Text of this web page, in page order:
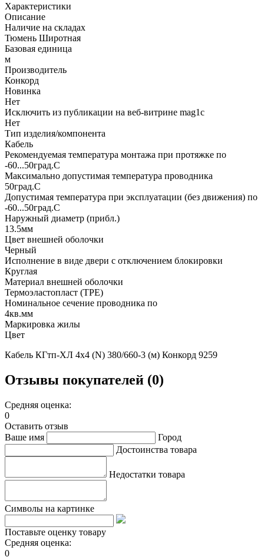
Характеристики
Описание
Наличие на складах
Тюмень Широтная
Базовая единица
м
Производитель
Конкорд
Новинка
Нет
Исключить из публикации на веб-витрине mag1c
Нет
Тип изделия/компонента
Кабель
Рекомендуемая температура монтажа при протяжке по
-60...50град.C
Максимально допустимая температура проводника
50град.C
Допустимая температура при эксплуатации (без движения) по
-60...50град.C
Наружный диаметр (прибл.)
13.5мм
Цвет внешней оболочки
Черный
Исполнение в виде двери с отключением блокировки
Круглая
Материал внешней оболочки
Термоэластопласт (TPE)
Номинальное сечение проводника по
4кв.мм
Маркировка жилы
Цвет
Кабель КГтп-ХЛ 4х4 (N) 380/660-3 (м) Конкорд 9259
Отзывы покупателей (0)
Средняя оценка:
0
Оставить отзыв
Ваше имя
Город
Достоинства товара
Недостатки товара
Символы на картинке
Поставьте оценку товару
Средняя оценка:
0